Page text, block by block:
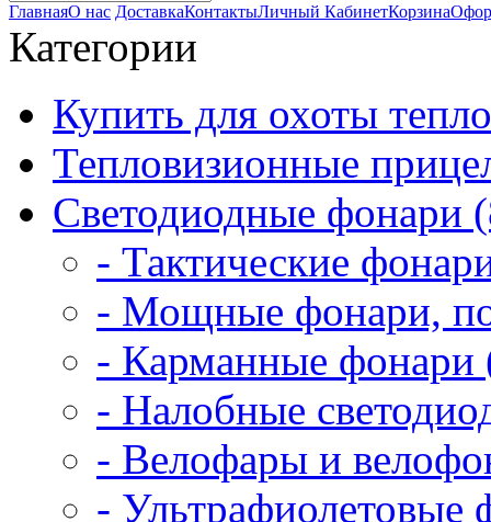
ГлавнаяО нас ДоставкаКонтактыЛичный КабинетКорзина
Категории
Купить для охоты
Тепловизионные
Светодиодные фонари
- Тактические
- Мощные фонари,
- Карманные фонари
- Налобные
- Велофары и
- Ультрафиолетовые